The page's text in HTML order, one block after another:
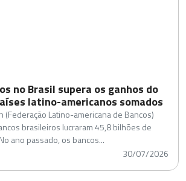
no Brasil supera os ganhos do
latino-americanos somados
(Federação Latino-americana de Bancos)
brasileiros lucraram 45,8 bilhões de
ano passado, os bancos...
30/07/2026